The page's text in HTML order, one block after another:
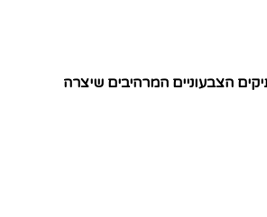
הצבעוניים המרהיבים שיצרה